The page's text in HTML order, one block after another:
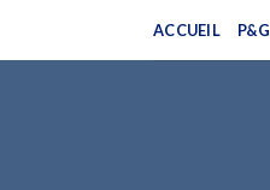
ACCUEIL P&G